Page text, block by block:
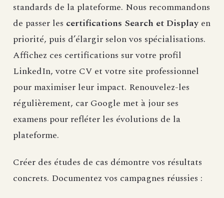
standards de la plateforme. Nous recommandons
de passer les certifications Search et Display en
priorité, puis d’élargir selon vos spécialisations.
Affichez ces certifications sur votre profil
LinkedIn, votre CV et votre site professionnel
pour maximiser leur impact. Renouvelez-les
régulièrement, car Google met à jour ses
examens pour refléter les évolutions de la
plateforme.
Créer des études de cas démontre vos résultats
concrets. Documentez vos campagnes réussies :